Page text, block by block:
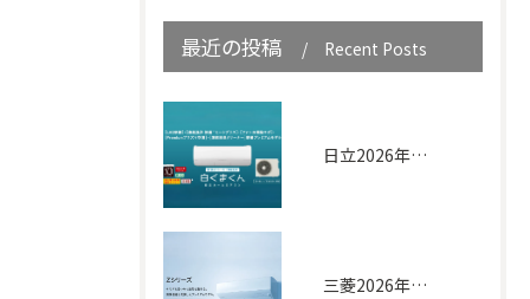
最近の投稿 Recent Posts
日立2026年｜白くまくん XJシリーズ
三菱2026年｜Zシリーズ